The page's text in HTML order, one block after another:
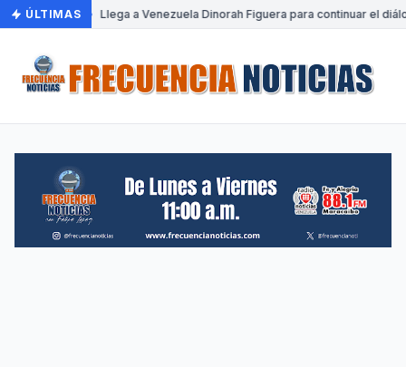
ÚLTIMAS Llega a Venezuela Dinorah Figuera para continuar el